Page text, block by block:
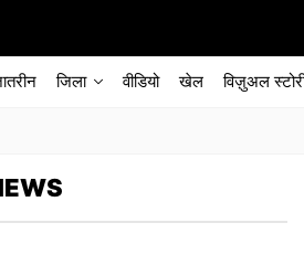
जिला वीडियो खेल विज़ुअल